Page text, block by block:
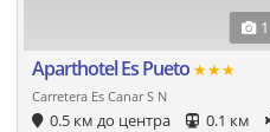
Aparthotel Es Pueto ★★★
Carretera Es Canar S N
0.5 км до центра 0.1 км